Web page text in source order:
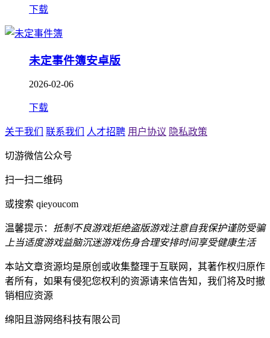
下载
未定事件簿安卓版
2026-02-06
下载
关于我们 联系我们 人才招聘 用户协议 隐私政策
切游微信公众号
扫一扫二维码
或搜索 qieyoucom
温馨提示： 抵制不良游戏拒绝盗版游戏注意自我保护谨防受骗
上当适度游戏益脑沉迷游戏伤身合理安排时间享受健康生活
本站文章资源均是原创或收集整理于互联网，其著作权归原作
者所有，如果有侵犯您权利的资源请来信告知，我们将及时撤
销相应资源
绵阳且游网络科技有限公司